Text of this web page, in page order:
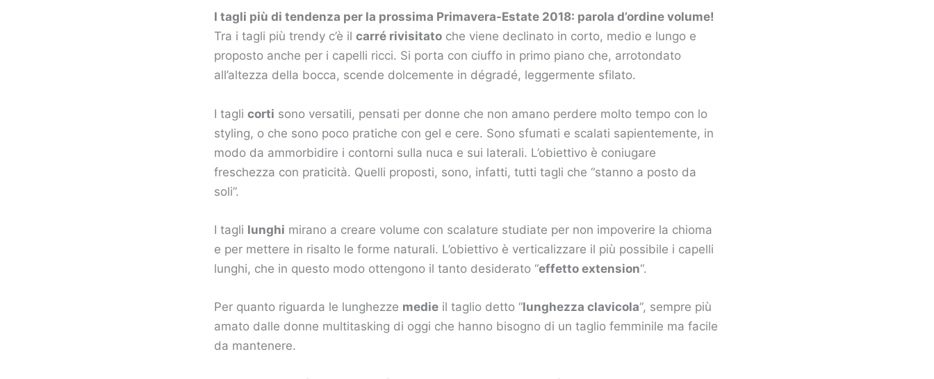
I tagli più di tendenza per la prossima Primavera-Estate 2018: parola d’ordine volume!
Tra i tagli più trendy c’è il carré rivisitato che viene declinato in corto, medio e lungo e
proposto anche per i capelli ricci. Si porta con ciuffo in primo piano che, arrotondato
all’altezza della bocca, scende dolcemente in dégradé, leggermente sfilato.
I tagli corti sono versatili, pensati per donne che non amano perdere molto tempo con lo
styling, o che sono poco pratiche con gel e cere. Sono sfumati e scalati sapientemente, in
modo da ammorbidire i contorni sulla nuca e sui laterali. L’obiettivo è coniugare
freschezza con praticità. Quelli proposti, sono, infatti, tutti tagli che “stanno a posto da
soli”.
I tagli lunghi mirano a creare volume con scalature studiate per non impoverire la chioma
e per mettere in risalto le forme naturali. L’obiettivo è verticalizzare il più possibile i capelli
lunghi, che in questo modo ottengono il tanto desiderato “effetto extension“.
Per quanto riguarda le lunghezze medie il taglio detto “lunghezza clavicola“, sempre più
amato dalle donne multitasking di oggi che hanno bisogno di un taglio femminile ma facile
da mantenere.